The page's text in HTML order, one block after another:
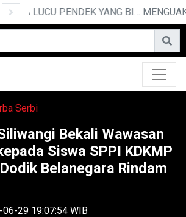
10 CERITA LUCU PENDEK YANG BIKIN NGAKAK
Serbi
Bekali Wawasan
Siswa SPPI KDKMP
Belanegara Rindam
29 19:07:54 WIB